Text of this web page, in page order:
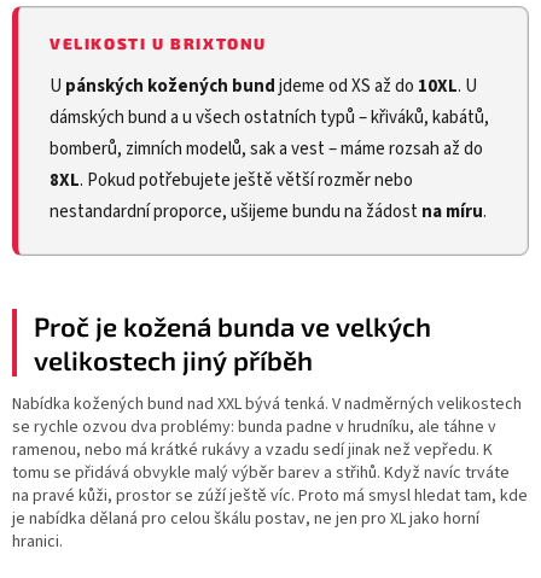
VELIKOSTI U BRIXTONU
U pánských kožených bundjdeme od XS až do 10XL. U
dámských bund a u všech ostatních typů – křiváků, kabátů,
bomberů, zimních modelů, sak a vest – máme rozsah až do
8XL. Pokud potřebujete ještě větší rozměr nebo
nestandardní proporce, ušijeme bundu na žádost na míru.
Proč je kožená bunda ve velkých
velikostech jiný příběh
Nabídka kožených bund nad XXL bývá tenká. V nadměrných velikostech
se rychle ozvou dva problémy: bunda padne v hrudníku, ale táhne v
ramenou, nebo má krátké rukávy a vzadu sedí jinak než vepředu. K
tomu se přidává obvykle malý výběr barev a střihů. Když navíc trváte
na pravé kůži, prostor se zúží ještě víc. Proto má smysl hledat tam, kde
je nabídka dělaná pro celou škálu postav, ne jen pro XL jako horní
hranici.